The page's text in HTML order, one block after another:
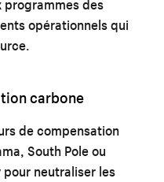
programmes des
opérationnels qui
carbone
de compensation
South Pole ou
neutraliser les